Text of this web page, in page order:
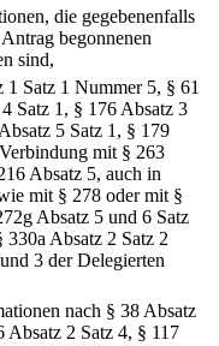
die gegebenenfalls
begonnenen
sind,
Satz 1 Nummer 5, § 61
Satz 1, § 176 Absatz 3
5 Satz 1, § 179
mit § 263
Absatz 5, auch in
mit § 278 oder mit §
Absatz 5 und 6 Satz
330a Absatz 2 Satz 2
3 der Delegierten
nach § 38 Absatz
Absatz 2 Satz 4, § 117